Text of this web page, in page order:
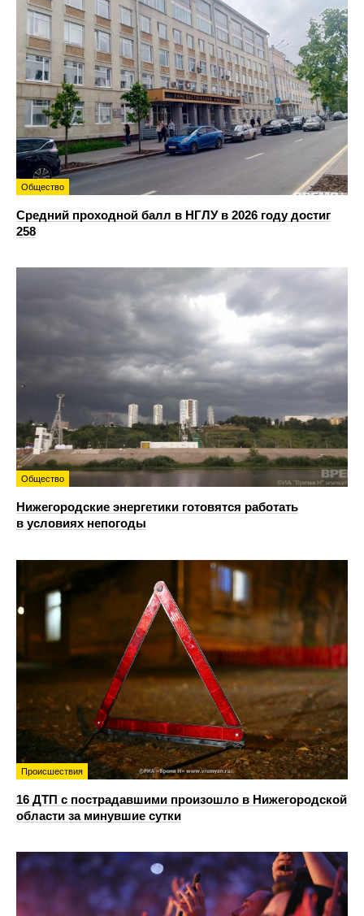
Общество
Средний проходной балл в НГЛУ в 2026 году достиг
258
Общество
Нижегородские энергетики готовятся работать
в условиях непогоды
Происшествия
16 ДТП с пострадавшими произошло в Нижегородской
области за минувшие сутки